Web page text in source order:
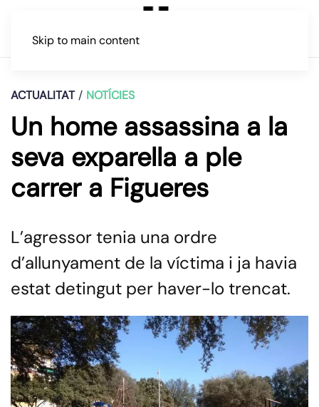
Skip to main content
ACTUALITAT NOTÍCIES
Un home assassina a la
seva exparella a ple
carrer a Figueres
L’agressor tenia una ordre
d’allunyament de la víctima i ja havia
estat detingut per haver-lo trencat.